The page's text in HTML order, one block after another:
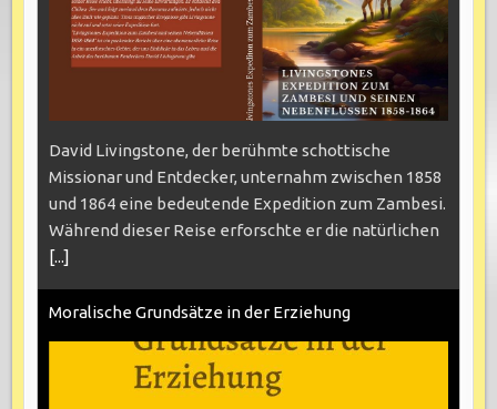
David Livingstone, der berühmte schottische
Missionar und Entdecker, unternahm zwischen 1858
und 1864 eine bedeutende Expedition zum Zambesi.
Während dieser Reise erforschte er die natürlichen
[...]
Moralische Grundsätze in der Erziehung